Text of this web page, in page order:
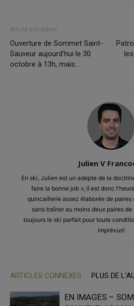
Article précédent
Ouverture de Sommet Saint-
Sauveur aujourd’hui le 30
octobre à 13h, mais…
Julien V
En ski, Julien est un adepte de la
faire la bonne job »; il est donc
quincaillerie assez élaborée de paires
sans traîner au moins deux paires
toujours le ski parfait pour toute
imprévus!
ARTICLES CONNEXES PLUS DE
EN IMAGES –